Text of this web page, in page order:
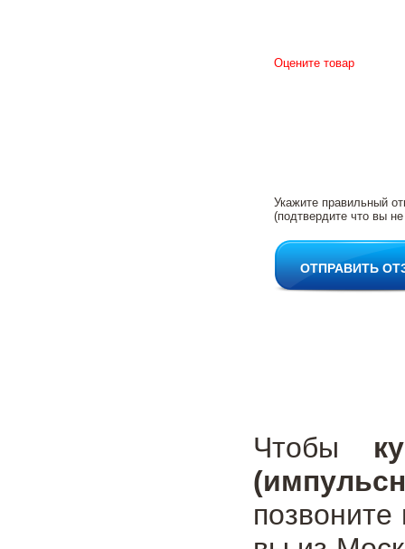
Оцените товар
Укажите правильный
(подтвердите что вы
ОТПРАВИТЬ
Чтобы